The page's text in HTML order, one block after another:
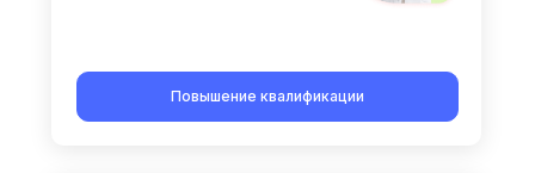
Повышение квалификации